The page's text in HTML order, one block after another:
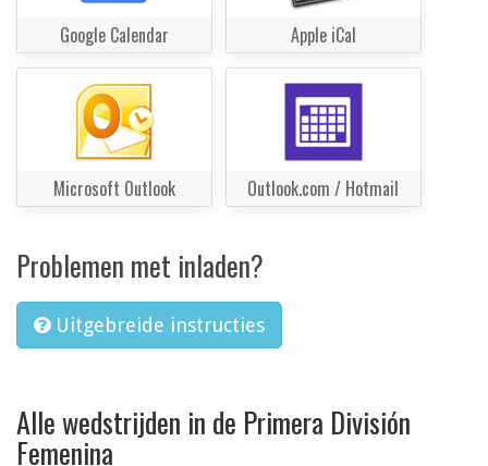
Google Calendar Apple iCal
Microsoft Outlook Outlook.com / Hotmail
Problemen met inladen?
Uitgebreide instructies
Alle wedstrijden in de Primera División
Femenina